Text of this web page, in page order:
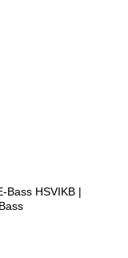
Bass HSVIKB |